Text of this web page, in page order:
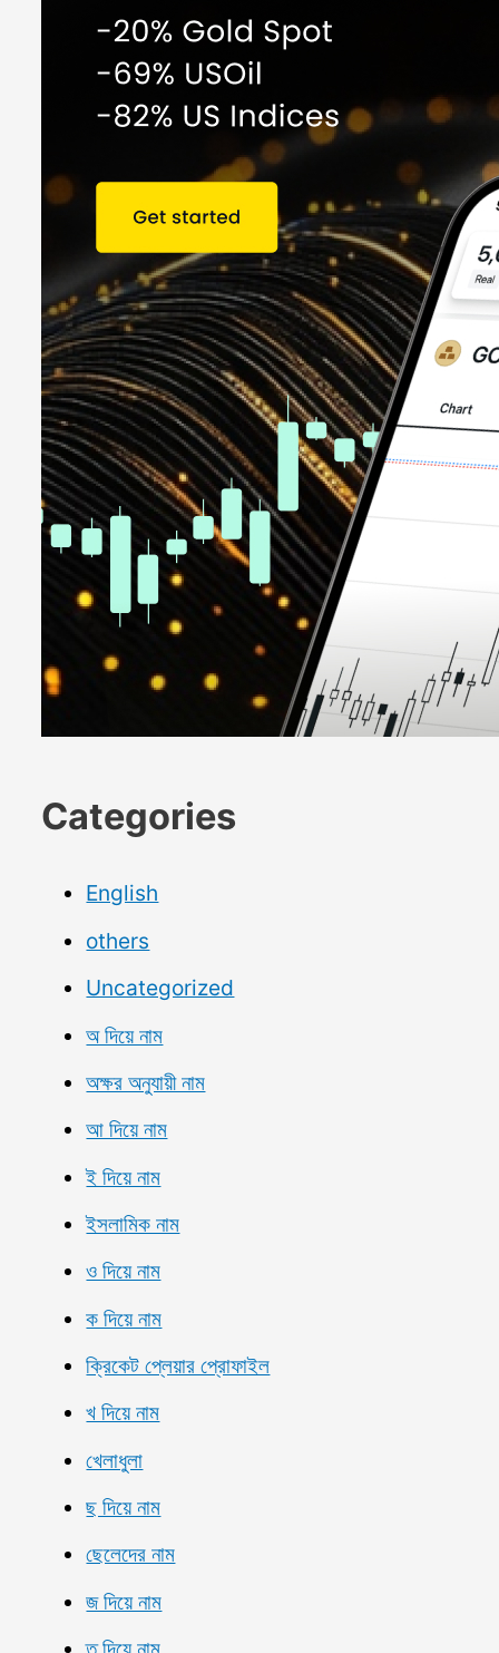
Categories
English
others
Uncategorized
অ দিয়ে নাম
অক্ষর অনুযায়ী নাম
আ দিয়ে নাম
ই দিয়ে নাম
ইসলামিক নাম
ও দিয়ে নাম
ক দিয়ে নাম
ক্রিকেট প্লেয়ার প্রোফাইল
খ দিয়ে নাম
খেলাধুলা
ছ দিয়ে নাম
ছেলেদের নাম
জ দিয়ে নাম